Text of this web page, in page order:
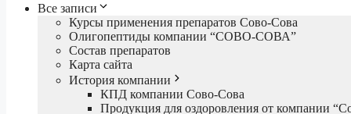
Все записи
Курсы применения препаратов Сово-Сова
Олигопептиды компании “СОВО-СОВА”
Состав препаратов
Карта сайта
История компании
КПД компании Сово-Сова
Продукция для оздоровления от компании